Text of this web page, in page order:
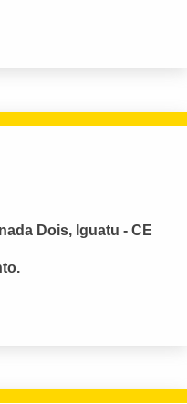
Dois, Iguatu - CE